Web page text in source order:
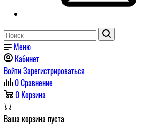
Меню
Кабинет
ВойтиЗарегистрироваться
0Сравнение
0 Корзина
Ваша корзина пуста